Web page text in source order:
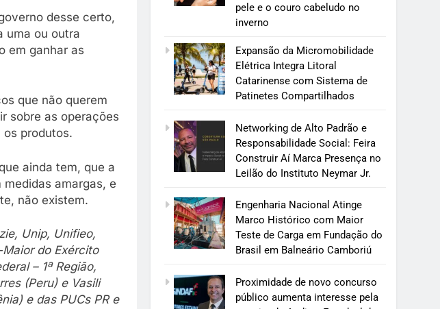
desse certo,
uma ou outra
em ganhar as
que não querem
sobre as operações
produtos.
ainda tem, que a
amargas, e
não existem.
Unip, Unifieo,
do Exército
– 1ª Região,
(Peru) e Vasili
e das PUCs PR e
pele e o couro cabeludo no
inverno
Expansão da Micromobilidade
Elétrica Integra Litoral
Catarinense com Sistema de
Patinetes Compartilhados
Networking de Alto Padrão e
Responsabilidade Social: Feira
Construir Aí Marca Presença no
Leilão do Instituto Neymar Jr.
Engenharia Nacional Atinge
Marco Histórico com Maior
Teste de Carga em Fundação do
Brasil em Balneário Camboriú
Proximidade de novo concurso
público aumenta interesse pela